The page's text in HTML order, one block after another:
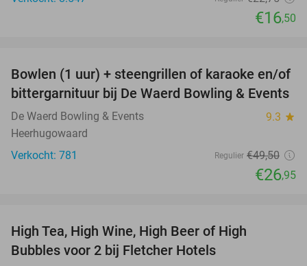
€16,50
46%
Bowlen (1 uur) + steengrillen of karaoke en/of
bittergarnituur bij De Waerd Bowling & Events
De Waerd Bowling & Events 9.3 star
Heerhugowaard
Verkocht: 781
Regulier €49,50
€26,95
High Tea, High Wine, High Beer of High
Bubbles voor 2 bij Fletcher Hotels